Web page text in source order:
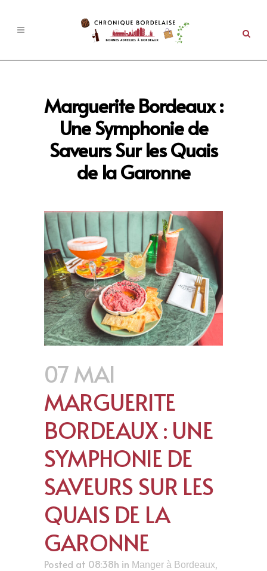
Marguerite Bordeaux :
Une Symphonie de
Saveurs Sur les Quais
de la Garonne
07 MAI
MARGUERITE
BORDEAUX : UNE
SYMPHONIE DE
SAVEURS SUR LES
QUAIS DE LA
GARONNE
Posted at 08:38h in Manger à Bordeaux,